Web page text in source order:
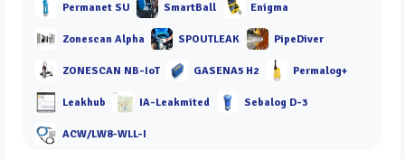
Permanet SU SmartBall Enigma
Zonescan Alpha SPOUTLEAK PipeDiver
ZONESCAN NB-IoT GASENA5 H2 Permalog+
Leakhub IA-Leakmited Sebalog D-3
ACW/LW8-WLL-I